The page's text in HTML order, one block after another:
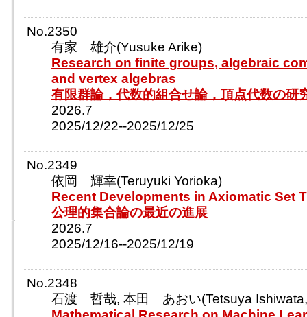
No.2350
有家 雄介(Yusuke Arike)
Research on finite groups, algebraic
and vertex algebras
有限群論，代数的組合せ論，頂点代数の研
2026.7
2025/12/22--2025/12/25
No.2349
依岡 輝幸(Teruyuki Yorioka)
Recent Developments in Axiomatic Set
公理的集合論の最近の進展
2026.7
2025/12/16--2025/12/19
No.2348
石渡 哲哉, 本田 あおい(Tetsuya